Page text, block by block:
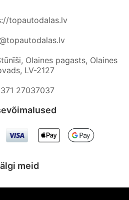
topautodalas.lv
Olaines pagasts, Olaines
LV-2127
27037037‬
meid